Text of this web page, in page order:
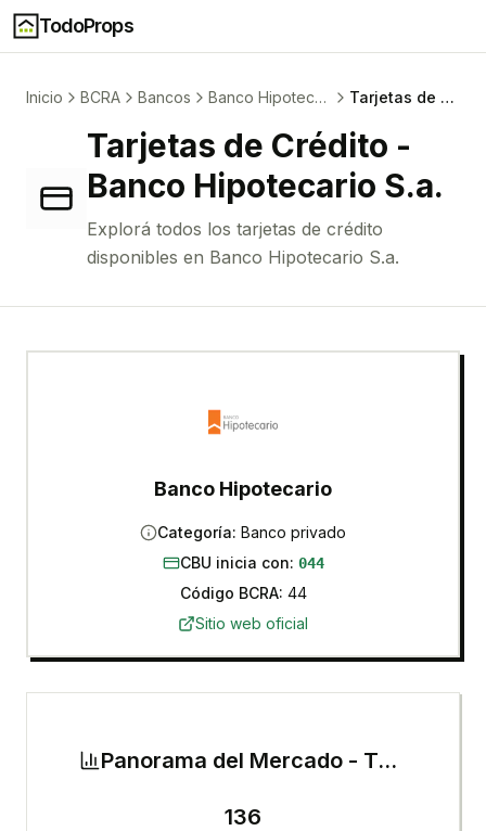
TodoProps
Inicio BCRA Bancos Banco Hipotecario S.a. Tarjetas de Crédito
Tarjetas de Crédito -
Banco Hipotecario S.a.
Explorá todos los tarjetas de crédito
disponibles en Banco Hipotecario S.a.
Banco Hipotecario
Categoría: Banco privado
CBU inicia con: 044
Código BCRA: 44
Sitio web oficial
Panorama del Mercado - Tarjetas de Crédito
136